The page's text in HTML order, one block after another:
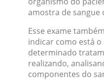
amostra de sangue
Esse exame
indicar como está
determinado
realizando,
componentes do